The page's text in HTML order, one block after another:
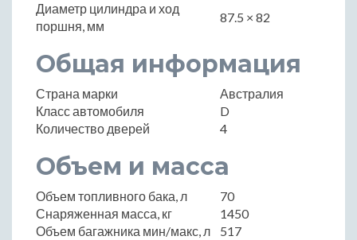
Диаметр цилиндра и ход
поршня, мм
87.5 × 82
Общая информация
Страна марки
Австралия
Класс автомобиля
D
Количество дверей
4
Объем и масса
Объем топливного бака, л
70
Снаряженная масса, кг
1450
Объем багажника мин/макс, л
517